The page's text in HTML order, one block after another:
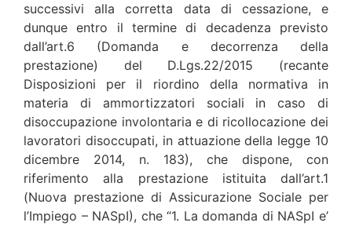
successivi alla corretta data di cessazione, e
dunque entro il termine di decadenza previsto
dall’art.6 (Domanda e decorrenza della
prestazione) del D.Lgs.22/2015 (recante
Disposizioni per il riordino della normativa in
materia di ammortizzatori sociali in caso di
disoccupazione involontaria e di ricollocazione dei
lavoratori disoccupati, in attuazione della legge 10
dicembre 2014, n. 183), che dispone, con
riferimento alla prestazione istituita dall’art.1
(Nuova prestazione di Assicurazione Sociale per
l’Impiego – NASpI), che “1. La domanda di NASpI e’